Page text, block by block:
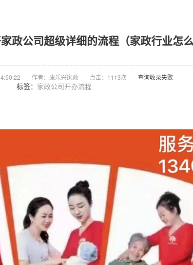
政公司超级详细的流程（家政行业怎么
作者：康乐兴家政 点击： 1113次 查询收录失败
标签： 家政公司开办流程